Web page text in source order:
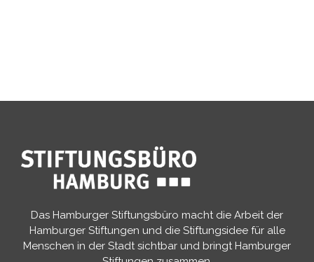
Das Hamburger Stiftungsbüro macht die Arbeit der
Hamburger Stiftungen und die Stiftungsidee für alle
Menschen in der Stadt sichtbar und bringt Hamburger